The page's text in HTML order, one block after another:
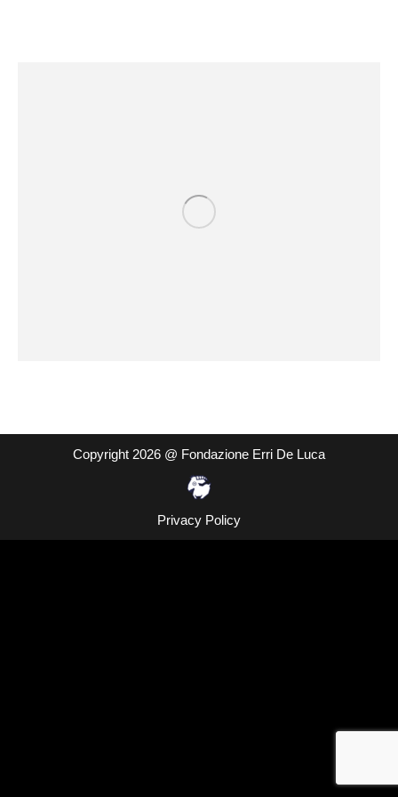
Copyright 2026 @ Fondazione Erri De Luca
Privacy Policy